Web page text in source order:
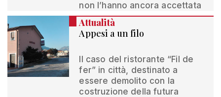
non l’hanno ancora accettata
Attualità
Appesi a un filo
Il caso del ristorante “Fil de
fer” in città, destinato a
essere demolito con la
costruzione della futura